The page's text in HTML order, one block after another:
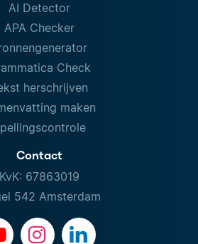
AI Detector
APA Checker
Check
herschrijven
maken
Contact
KvK: 67863019
542 Amsterdam